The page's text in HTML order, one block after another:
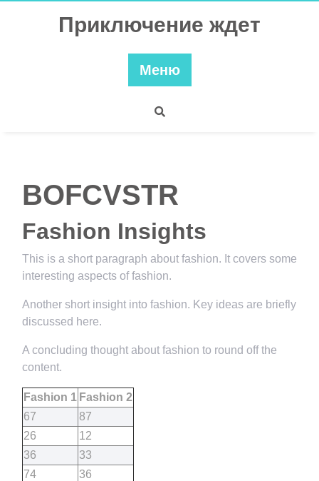
Приключение ждет
Меню
BOFCVSTR
Fashion Insights
This is a short paragraph about fashion. It covers some
interesting aspects of fashion.
Another short insight into fashion. Key ideas are briefly
discussed here.
A concluding thought about fashion to round off the
content.
Fashion 1 Fashion 2
67
87
26
12
36
33
74
36